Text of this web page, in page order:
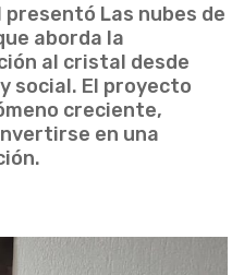
presentó Las nubes de
aborda la
al cristal desde
social. El proyecto
creciente,
en una